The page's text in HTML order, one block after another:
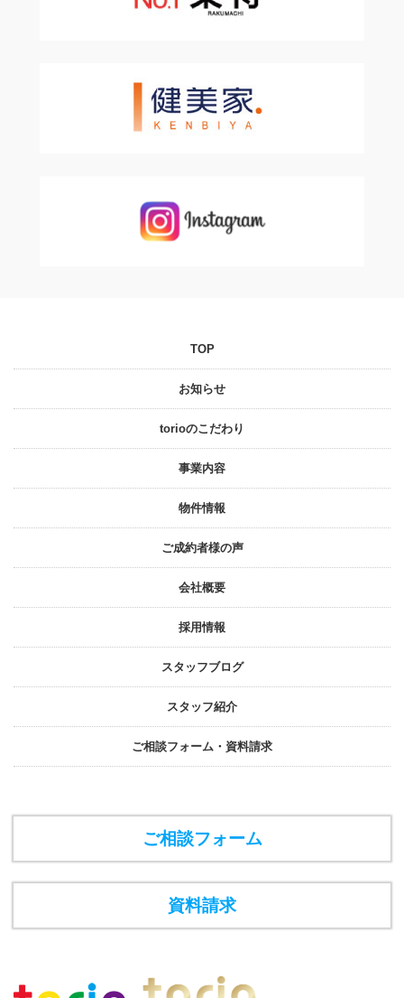
TOP
お知らせ
torioのこだわり
事業内容
物件情報
ご成約者様の声
会社概要
採⽤情報
スタッフブログ
スタッフ紹介
ご相談フォーム・資料請求
ご相談フォーム
資料請求